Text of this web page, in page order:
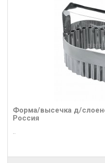
Форма/высечка д/
Россия
..